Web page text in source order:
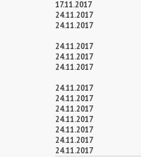
17.11.2017
24.11.2017
24.11.2017
24.11.2017
24.11.2017
24.11.2017
24.11.2017
24.11.2017
24.11.2017
24.11.2017
24.11.2017
24.11.2017
24.11.2017